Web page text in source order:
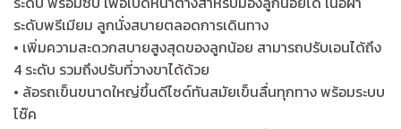
ระดับพรีเมียม ลูกนั่งสบายตลอดการเดินทาง
• เพิ่มความสะดวกสบายสูงสุดของลูกน้อย สามารถปรับเอนได้ถึง
4 ระดับ รวมถึงปรับที่วางขาได้ด้วย
• ล้อรถเข็นขนาดใหญ่ขึ้นดีไซด์ทันสมัยเข็นลื่นทุกทาง พร้อมระบบ
โช๊ค